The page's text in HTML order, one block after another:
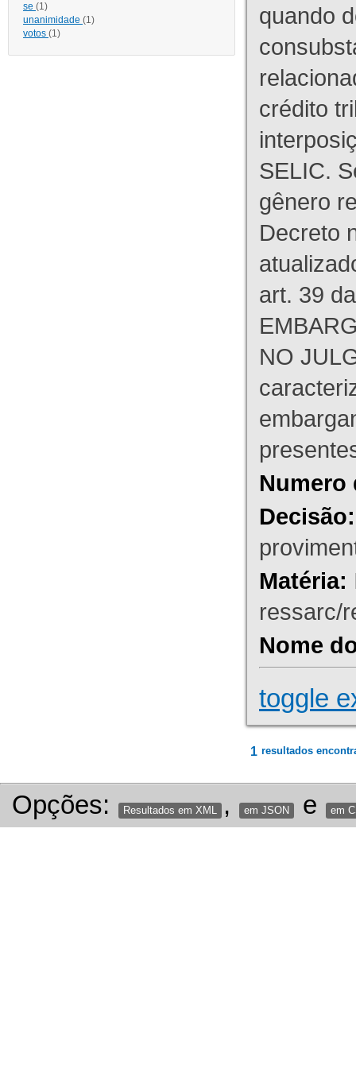
se (1)
unanimidade (1)
votos (1)
quando
crédito
SELIC.
gênero
Decreto
art. 39
NO
Numero
Decisão:
Matéria:
ressarc/
Nome
toggle
1 resultados
Opções: Resultados em XML , em JSON e em